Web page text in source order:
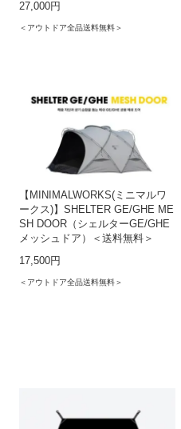
27,000円
＜アウトドア全品送料無料＞
【MINIMALWORKS(ミニマルワ
ークス)】SHELTER GE/GHE ME
SH DOOR（シェルターGE/GHE
メッシュドア）＜送料無料＞
17,500円
＜アウトドア全品送料無料＞